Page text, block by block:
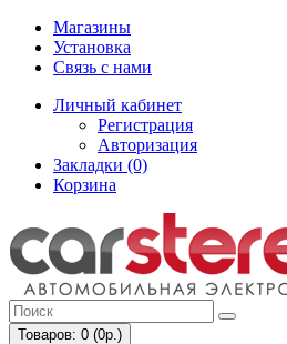
Магазины
Установка
Связь с нами
Личный кабинет
Регистрация
Авторизация
Закладки (0)
Корзина
Товаров: 0 (0р.)